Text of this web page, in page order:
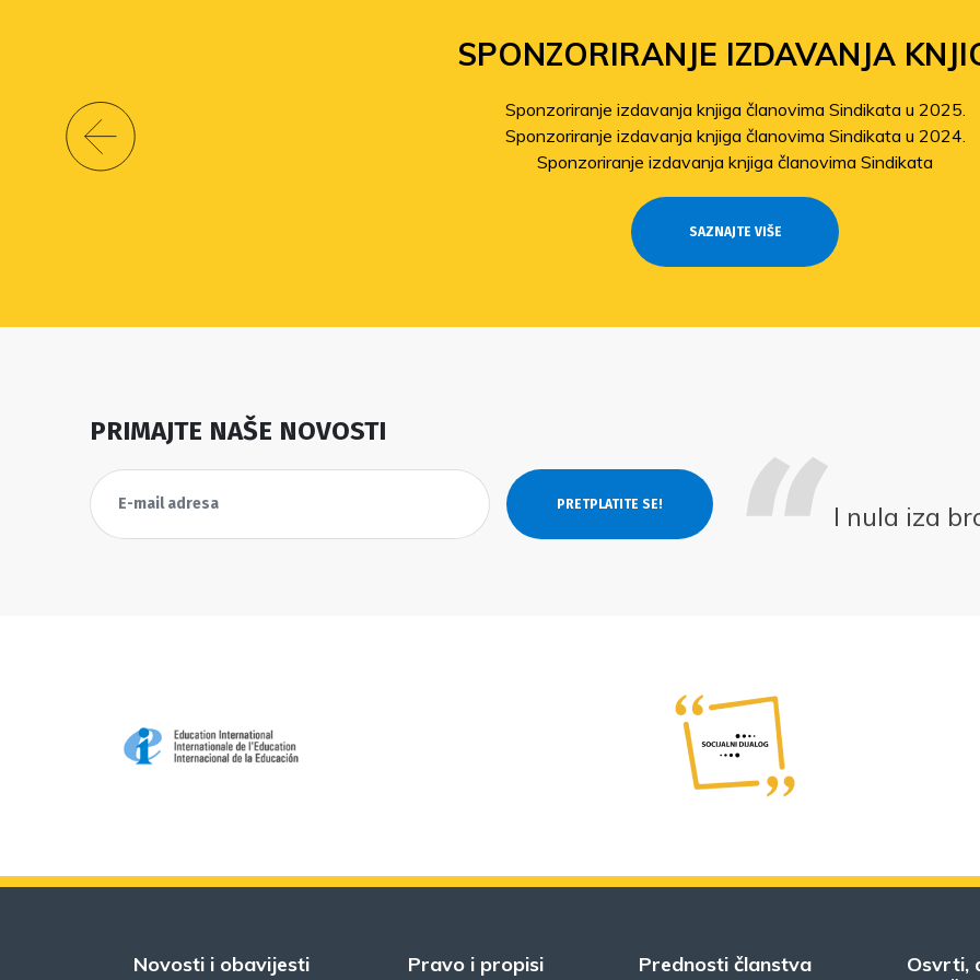
SPONZORIRANJE IZDAVANJA
Sponzoriranje izdavanja knjiga članovima Sindikata u 2025.
Sponzoriranje izdavanja knjiga članovima Sindikata u 2024.
Sponzoriranje izdavanja knjiga članovima Sindikata
SAZNAJTE VIŠE
PRIMAJTE NAŠE NOVOSTI
I nula iza
Novosti i obavijesti Pravo i propisi Prednosti članstva
Osvrti,